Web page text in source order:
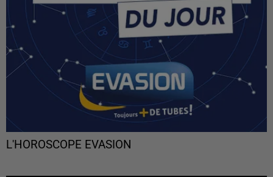
L'HOROSCOPE EVASION